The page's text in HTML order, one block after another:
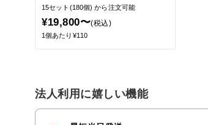
15セット(180個)から注文可能
¥19,800〜(税込)
1個あたり¥110
法人利用に嬉しい機能